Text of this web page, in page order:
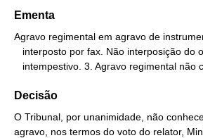
Ementa
Agravo regimental em agravo de
intempestivo. 3. Agravo regimental não
Decisão
O Tribunal, por unanimidade, não
agravo, nos termos do voto do relator,